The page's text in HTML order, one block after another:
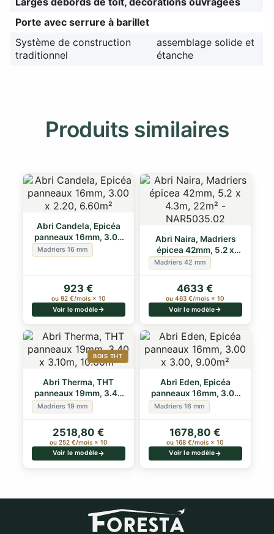
Porte avec serrure à barillet
Système de construction
traditionnel
assemblage solide et
étanche
Produits similaires
Abri Candela, Epicéa
panneaux 16mm, 3.00
x 2.20, …
Madriers 16 mm
923 €
ou 92 €/mois × 10
Voir le modèle
Abri Naira, Madriers
épicea 42mm, 5.2 x
4.3m, 22m²
Madriers 42 mm
4633 €
ou 463 €/mois × 10
Voir le modèle
BOIS THT
Abri Therma, THT
panneaux 19mm, 3.40
x 3.10m, 10.60m²
Madriers 19 mm
2518,80 €
ou 252 €/mois × 10
Voir le modèle
Abri Eden, Epicéa
panneaux 16mm, 3.00
x 3.00, 9.00m²
Madriers 16 mm
1678,80 €
ou 168 €/mois × 10
Voir le modèle